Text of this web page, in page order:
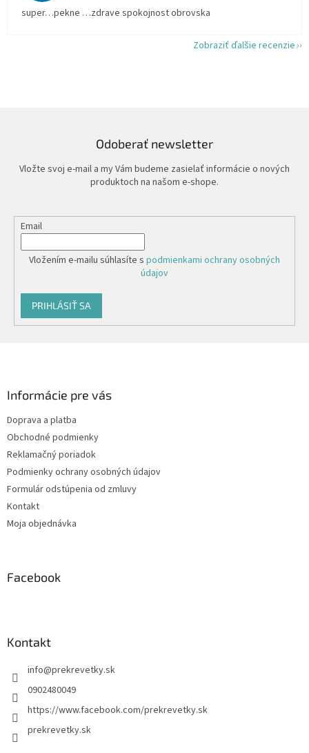
super…pekne …zdrave spokojnost obrovska
Zobraziť ďalšie recenzie
Odoberať newsletter
Vložte svoj e-mail a my Vám budeme zasielať informácie o nových
produktoch na našom e-shope.
Email
Vložením e-mailu súhlasíte s podmienkami ochrany osobných
údajov
PRIHLÁSIŤ SA
Informácie pre vás
Doprava a platba
Obchodné podmienky
Reklamačný poriadok
Podmienky ochrany osobných údajov
Formulár odstúpenia od zmluvy
Kontakt
Moja objednávka
Facebook
Kontakt
info@prekrevetky.sk
0902480049
https://www.facebook.com/prekrevetky.sk
prekrevetky.sk